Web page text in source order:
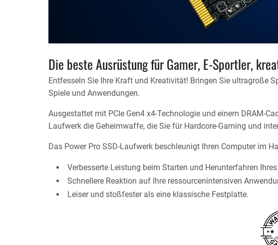
Die beste Ausrüstung für Gamer, E-Sportler,
Entfesseln Sie Ihre Kraft und Kreativität! Bringen Sie ultragroße
Spiele und Anwendungen.
Ausgestattet mit PCIe Gen4 x4-Technologie und einem DRAM-
Laufwerk die Geheimwaffe, die Sie für Hardcore-Gaming und
Das Power Pro SSD-Laufwerk beschleunigt Ihren Computer im
Verbesserte Leistung beim Starten und Herunterfahren
Schnellere Reaktion auf Ihre ressourcenintensiven
Leiser und stoßfester als eine klassische Festplatte.